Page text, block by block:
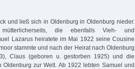
und ließ sich in Oldenburg in Oldenburg nieder.
die ebenfalls Vieh- und
Lazarus heiratete im Mai 1922 seine Cousine
stammte und nach der Heirat nach Oldenburg
Claus (geboren u. gestorben 1925) und die
zur Welt. Ab 1922 lebten Samuel und